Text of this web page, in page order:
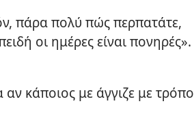
πάρα πολύ πώς περπατάτε,
οι ημέρες είναι πονηρές».
αν κάποιος με άγγιζε με τρόπο